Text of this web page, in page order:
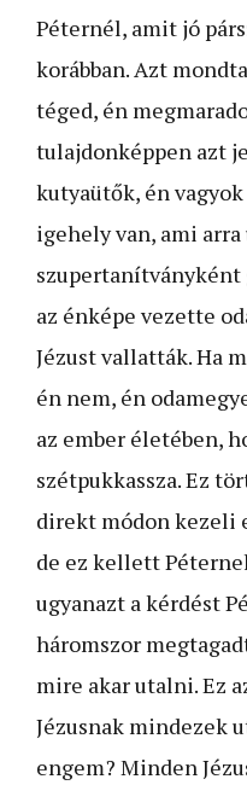
Péternél, amit jó
korábban. Azt
téged, én
tulajdonképpen azt
kutyaütők, én
igehely van, ami
szupertanítványként
az énképe vezette
Jézust vallatták. Ha
én nem, én
az ember életében,
szétpukkassza. Ez
direkt módon kezeli
de ez kellett
ugyanazt a kérdést
háromszor
mire akar utalni. Ez
Jézusnak mindezek
engem? Minden